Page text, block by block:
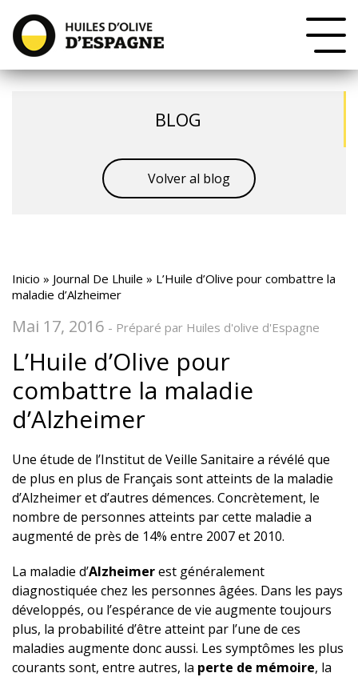
BLOG
Volver al blog
Inicio » Journal De Lhuile » L’Huile d’Olive pour combattre la
maladie d’Alzheimer
Mai 17, 2016 - Préparé par Huiles d'olive d'Espagne
L’Huile d’Olive pour
combattre la maladie
d’Alzheimer
Une étude de l’Institut de Veille Sanitaire a révélé que
de plus en plus de Français sont atteints de la maladie
d’Alzheimer et d’autres démences. Concrètement, le
nombre de personnes atteints par cette maladie a
augmenté de près de 14% entre 2007 et 2010.
La maladie d’Alzheimerest généralement
diagnostiquée chez les personnes âgées. Dans les pays
développés, ou l’espérance de vie augmente toujours
plus, la probabilité d’être atteint par l’une de ces
maladies augmente donc aussi. Les symptômes les plus
courants sont, entre autres, la perte de mémoire, la